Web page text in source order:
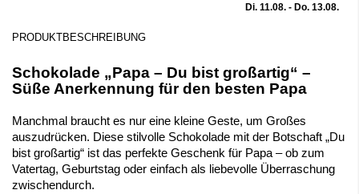
Di. 11.08. - Do. 13.08.
PRODUKTBESCHREIBUNG
Schokolade „Papa – Du bist großartig“ –
Süße Anerkennung für den besten Papa
Manchmal braucht es nur eine kleine Geste, um Großes
auszudrücken. Diese stilvolle Schokolade mit der Botschaft „Du
bist großartig“ ist das perfekte Geschenk für Papa – ob zum
Vatertag, Geburtstag oder einfach als liebevolle Überraschung
zwischendurch.